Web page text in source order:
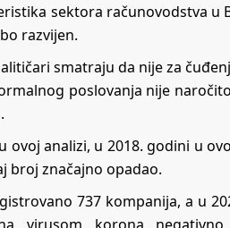
sektora računovodstva u
razvijen.
smatraju da nije za
poslovanja nije
ovoj analizi, u 2018. godini u
broj značajno opadao.
737 kompanija, a u